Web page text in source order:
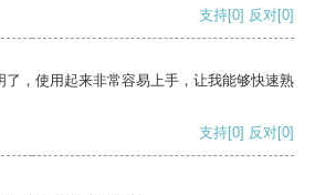
支持[0] 反对[0]
了，使用起来非常容易上手，让我能够快速熟
支持[0] 反对[0]